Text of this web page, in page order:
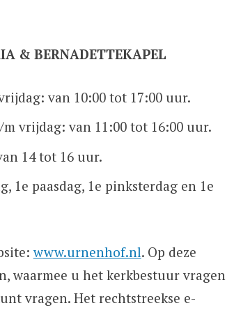
& BERNADETTEKAPEL
van 10:00 tot 17:00 uur.
vrijdag: van 11:00 tot 16:00 uur.
14 tot 16 uur.
1e paasdag, 1e pinksterdag en 1e
www.urnenhof.nl. Op deze
waarmee u het kerkbestuur vragen
vragen. Het rechtstreekse e-